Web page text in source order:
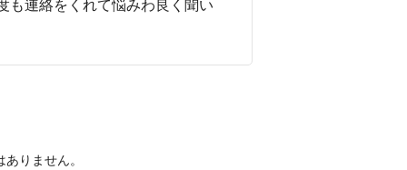
も連絡をくれて悩みわ良く聞い
りません。